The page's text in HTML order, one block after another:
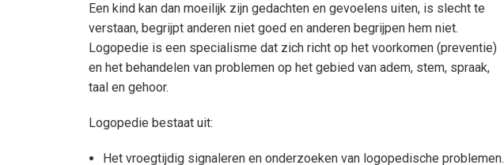
Een kind kan dan moeilijk zijn gedachten en gevoelens uiten, is slecht te
verstaan, begrijpt anderen niet goed en anderen begrijpen hem niet.
Logopedie is een specialisme dat zich richt op het voorkomen (preventie)
en het behandelen van problemen op het gebied van adem, stem, spraak,
taal en gehoor.
Logopedie bestaat uit:
Het vroegtijdig signaleren en onderzoeken van logopedische problemen.